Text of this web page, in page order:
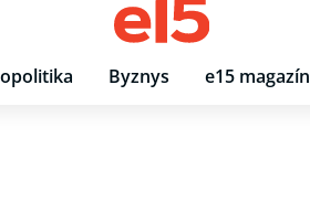
Byznys e15 magazín